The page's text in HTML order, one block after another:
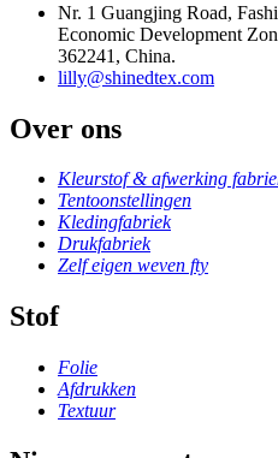
Nr. 1 Guangjing Road,
Economic Development
362241, China.
lilly@shinedtex.com
Over ons
Kleurstof & afwerking
Tentoonstellingen
Kledingfabriek
Drukfabriek
Zelf eigen weven fty
Stof
Folie
Afdrukken
Textuur